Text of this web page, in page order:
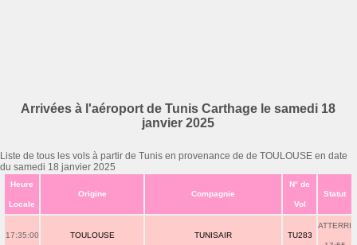
Arrivées à l'aéroport de Tunis Carthage le samedi 18
janvier 2025
Liste de tous les vols à partir de Tunis en provenance de de TOULOUSE en date
du samedi 18 janvier 2025
Heure
Locale
Origine Compagnie
N° de
Vol
Statut
17:35:00 TOULOUSE TUNISAIR TU283
ATTERRI